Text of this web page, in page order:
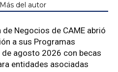
Más del autor
de Negocios de CAME abrió
a sus Programas
de agosto 2026 con becas
entidades asociadas